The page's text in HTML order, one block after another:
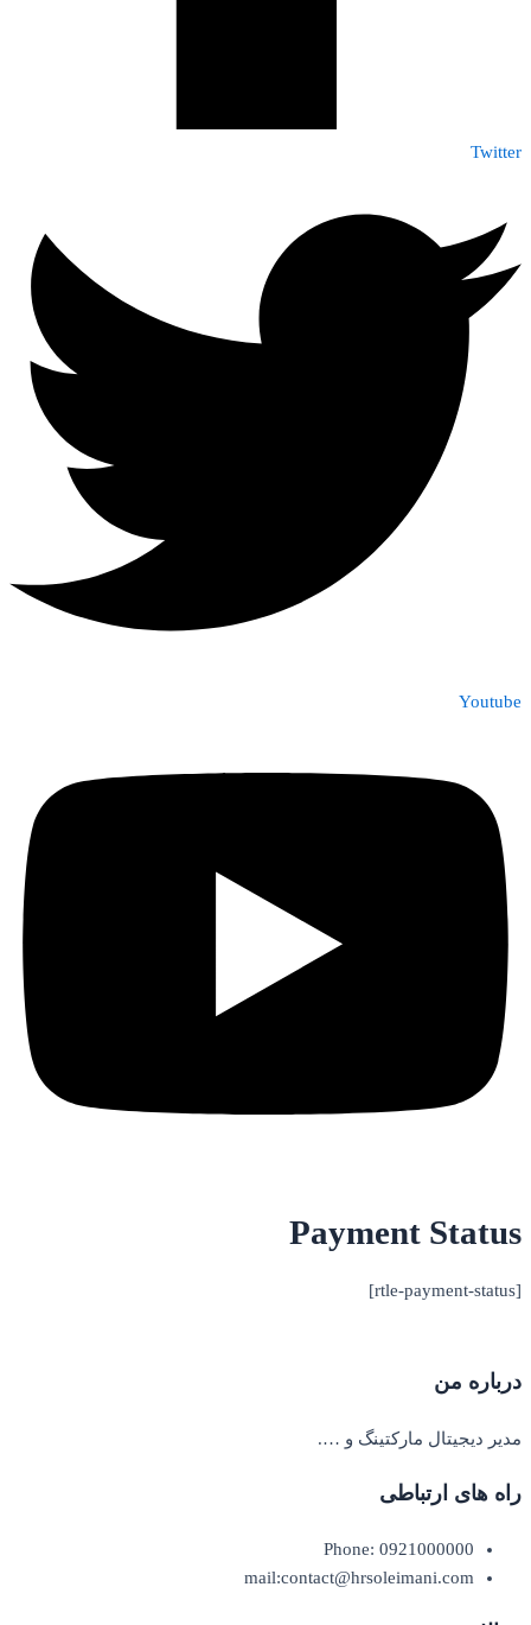
Twitter
Youtube
Payment Status
[rtle-payment-status]
درباره من
مدیر دیجیتال مارکتینگ و ….
راه های ارتباطی
Phone: 0921000000
mail:contact@hrsoleimani.com